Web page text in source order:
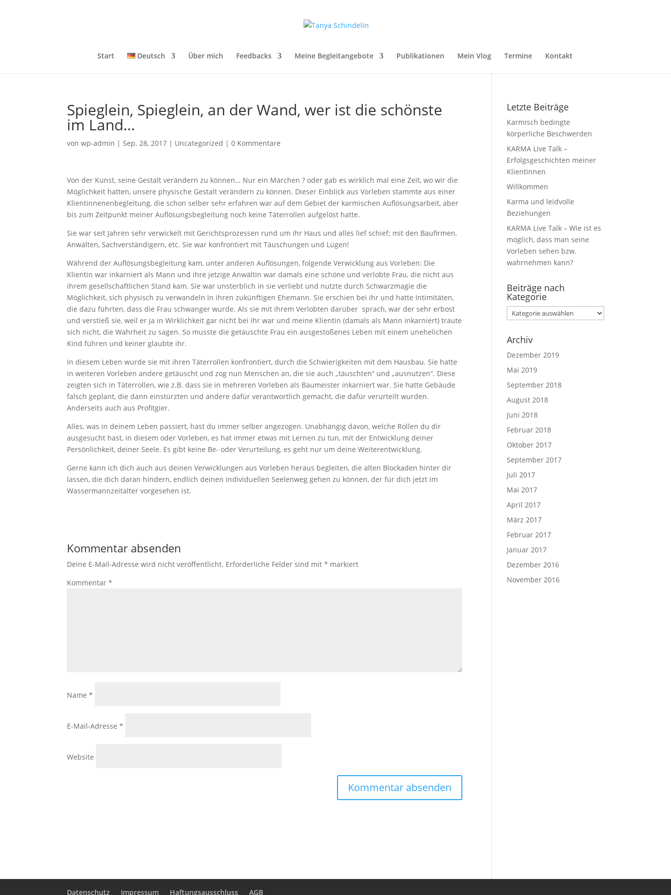
Start Deutsch Über mich Feedbacks Meine Begleitangebote Publikationen Mein Vlog Termine Kontakt
Spieglein, Spieglein, an der Wand, wer ist die schönste
im Land…
vonwp-admin |Sep. 28, 2017 | Uncategorized |0 Kommentare
Von der Kunst, seine Gestalt verändern zu können… Nur ein Märchen ? oder gab es wirklich mal eine Zeit, wo wir die
Möglichkeit hatten, unsere physische Gestalt verändern zu können. Dieser Einblick aus Vorleben stammte aus einer
Klientinnenenbegleitung, die schon selber sehr erfahren war auf dem Gebiet der karmischen Auflösungsarbeit, aber
bis zum Zeitpunkt meiner Auflösungsbegleitung noch keine Täterrollen aufgelöst hatte.
Sie war seit Jahren sehr verwickelt mit Gerichtsprozessen rund um ihr Haus und alles lief schief; mit den Baufirmen,
Anwälten, Sachverständigern, etc. Sie war konfrontiert mit Täuschungen und Lügen!
Während der Auflösungsbegleitung kam, unter anderen Auflösungen, folgende Verwicklung aus Vorleben: Die
Klientin war inkarniert als Mann und ihre jetzige Anwältin war damals eine schöne und verlobte Frau, die nicht aus
ihrem gesellschaftlichen Stand kam. Sie war unsterblich in sie verliebt und nutzte durch Schwarzmagie die
Möglichkeit, sich physisch zu verwandeln in ihren zukünftigen Ehemann. Sie erschien bei ihr und hatte Intimitäten,
die dazu führten, dass die Frau schwanger wurde. Als sie mit ihrem Verlobten darüber sprach, war der sehr erbost
und verstieß sie, weil er ja in Wirklichkeit gar nicht bei ihr war und meine Klientin (damals als Mann inkarniert) traute
sich nicht, die Wahrheit zu sagen. So musste die getäuschte Frau ein ausgestoßenes Leben mit einem unehelichen
Kind führen und keiner glaubte ihr.
In diesem Leben wurde sie mit ihren Täterrollen konfrontiert, durch die Schwierigkeiten mit dem Hausbau. Sie hatte
in weiteren Vorleben andere getäuscht und zog nun Menschen an, die sie auch „täuschten“ und „ausnutzen“. Diese
zeigten sich in Täterrollen, wie z.B. dass sie in mehreren Vorleben als Baumeister inkarniert war. Sie hatte Gebäude
falsch geplant, die dann einstürzten und andere dafür verantwortlich gemacht, die dafür verurteilt wurden.
Anderseits auch aus Profitgier.
Alles, was in deinem Leben passiert, hast du immer selber angezogen. Unabhängig davon, welche Rollen du dir
ausgesucht hast, in diesem oder Vorleben, es hat immer etwas mit Lernen zu tun, mit der Entwicklung deiner
Persönlichkeit, deiner Seele. Es gibt keine Be- oder Verurteilung, es geht nur um deine Weiterentwicklung.
Gerne kann ich dich auch aus deinen Verwicklungen aus Vorleben heraus begleiten, die alten Blockaden hinter dir
lassen, die dich daran hindern, endlich deinen individuellen Seelenweg gehen zu können, der für dich jetzt im
Wassermannzeitalter vorgesehen ist.
Kommentar absenden
Deine E-Mail-Adresse wird nicht veröffentlicht. Erforderliche Felder sind mit* markiert
Kommentar*
Name*
E-Mail-Adresse*
Website
Letzte Beiträge
Karmisch bedingte
körperliche Beschwerden
KARMA Live Talk –
Erfolgsgeschichten meiner
Klientinnen
Willkommen
Karma und leidvolle
Beziehungen
KARMA Live Talk – Wie ist es
möglich, dass man seine
Vorleben sehen bzw.
wahrnehmen kann?
Beiträge nach
Kategorie
Beiträge
nach
Kategorie
Archiv
Dezember 2019
Mai 2019
September 2018
August 2018
Juni 2018
Februar 2018
Oktober 2017
September 2017
Juli 2017
Mai 2017
April 2017
März 2017
Februar 2017
Januar 2017
Dezember 2016
November 2016
Datenschutz Impressum Haftungsausschluss AGB